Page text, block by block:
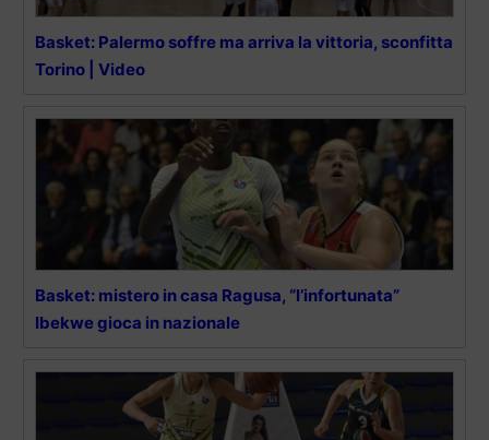
Basket: Palermo soffre ma arriva la vittoria, sconfitta
Torino | Video
Basket: mistero in casa Ragusa, “l’infortunata”
Ibekwe gioca in nazionale